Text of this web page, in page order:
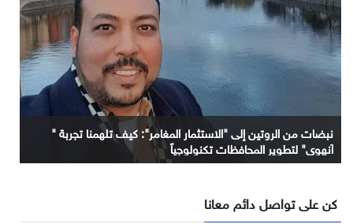
نبضات من الروتين إلى "الاستثمار المغامر": كيف تلهمنا تجربة "
آنهوي" لتطوير المحافظات تكنولوجياً
كن على تواصل دائم معانا